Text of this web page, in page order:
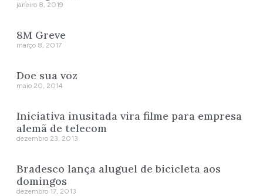
janeiro 8, 2019
8M Greve
março 8, 2017
Doe sua voz
maio 20, 2014
Iniciativa inusitada vira filme para empresa
alemã de telecom
dezembro 23, 2013
Bradesco lança aluguel de bicicleta aos
domingos
dezembro 17, 2013